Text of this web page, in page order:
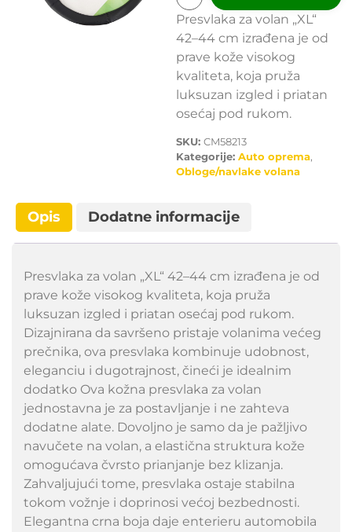
Presvlaka za volan „XL“
42–44 cm izrađena je od
prave kože visokog
kvaliteta, koja pruža
luksuzan izgled i priatan
osećaj pod rukom.
SKU: CM58213
Kategorije: Auto oprema,
Obloge/navlake volana
Opis Dodatne informacije
Presvlaka za volan „XL“ 42–44 cm izrađena je od
prave kože visokog kvaliteta, koja pruža
luksuzan izgled i priatan osećaj pod rukom.
Dizajnirana da savršeno pristaje volanima većeg
prečnika, ova presvlaka kombinuje udobnost,
eleganciu i dugotrajnost, čineći je idealnim
dodatko Ova kožna presvlaka za volan
jednostavna je za postavljanje i ne zahteva
dodatne alate. Dovoljno je samo da je pažljivo
navučete na volan, a elastična struktura kože
omogućava čvrsto prianjanje bez klizanja.
Zahvaljujući tome, presvlaka ostaje stabilna
tokom vožnje i doprinosi većoj bezbednosti.
Elegantna crna boja daje enterieru automobila